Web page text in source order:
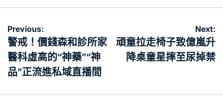
文
章
導
覽
Previous:
警戒！價錢森和診所家
醫科虛高的“神藥”“神
品”正流進私域直播間
Next:
頑童拉走椅子致億嵐升
降桌童星摔至尿掉禁